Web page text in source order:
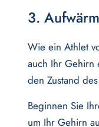
3.
Wie ein Athlet
auch Ihr Gehirn
den Zustand
Beginnen Sie
um Ihr Gehirn